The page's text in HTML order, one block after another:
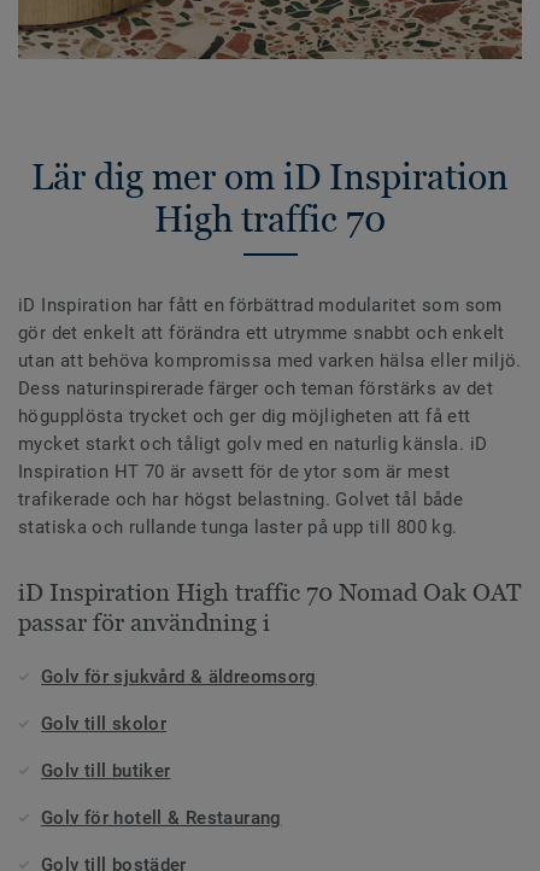
Lär dig mer om iD Inspiration
High traffic 70
iD Inspiration har fått en förbättrad modularitet som som
gör det enkelt att förändra ett utrymme snabbt och enkelt
utan att behöva kompromissa med varken hälsa eller miljö.
Dess naturinspirerade färger och teman förstärks av det
högupplösta trycket och ger dig möjligheten att få ett
mycket starkt och tåligt golv med en naturlig känsla. iD
Inspiration HT 70 är avsett för de ytor som är mest
trafikerade och har högst belastning. Golvet tål både
statiska och rullande tunga laster på upp till 800 kg.
iD Inspiration High traffic 70 Nomad Oak OAT
passar för användning i
Golv för sjukvård & äldreomsorg
Golv till skolor
Golv till butiker
Golv för hotell & Restaurang
Golv till bostäder